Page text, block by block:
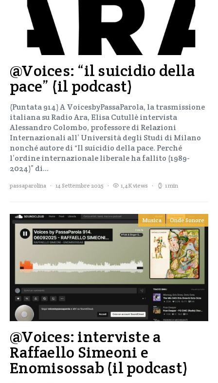
@Voices: “il suicidio della
pace” (il podcast)
(Puntata 914) A VoicesbyPassaParola, la trasmissione
italiana su Radio Ara, Elisa Cutullè intervista
Alessandro Colombo, professore di Relazioni
Internazionali all’ Università degli Studi di Milano
nonché autore di “Il suicidio della pace. Perché
l’ordine internazionale liberale ha fallito (1989-
2024)” di…
passaparolina 14 Settembre 2025 1,4K views 1 min
Musica Onde Sonore
@Voices: interviste a
Raffaello Simeoni e
Enomisossab (il podcast)